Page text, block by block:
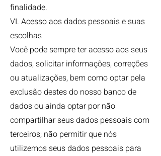
finalidade.
VI. Acesso aos dados pessoais e suas
escolhas
Você pode sempre ter acesso aos seus
dados, solicitar informações, correções
ou atualizações, bem como optar pela
exclusão destes do nosso banco de
dados ou ainda optar por não
compartilhar seus dados pessoais com
terceiros; não permitir que nós
utilizemos seus dados pessoais para